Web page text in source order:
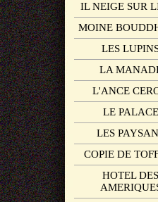
IL NEIGE SUR
MOINE
LES
LA
L'ANCE
LE PALACE
LES
COPIE DE
HOTEL DES